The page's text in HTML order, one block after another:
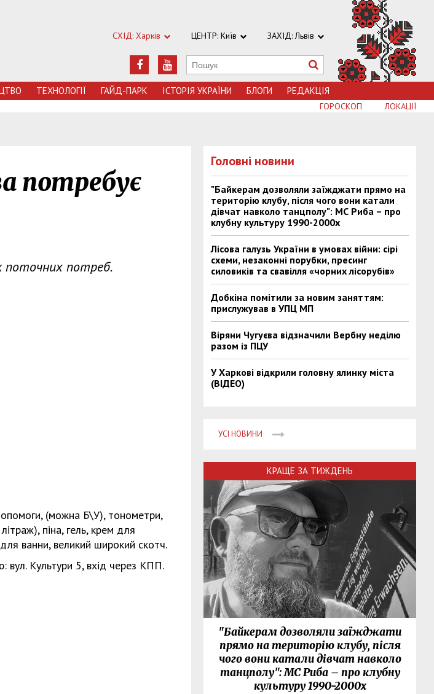
СХІД: Харків ЦЕНТР: Київ ЗАХІД: Львів
ТЕХНОЛОГIЇ ГАЙД-ПАРК ІСТОРІЯ УКРАЇНИ БЛОГИ РЕДАКЦІЯ
ЛОКАЦІЇ
ГОРОСКОП
потребує
поточних потреб.
(можна Б\У), тонометри,
піна, гель, крем для
ванни, великий широкий скотч.
Культури 5, вхід через КПП.
Головні новини
"Байкерам дозволяли заїжджати прямо на
територію клубу, після чого вони катали
дівчат навколо танцполу": МС Риба – про
клубну культуру 1990-2000х
Лісова галузь України в умовах війни: сірі
схеми, незаконні порубки, пресинг
силовиків та свавілля «чорних лісорубів»
Добкіна помітили за новим заняттям:
прислужував в УПЦ МП
Віряни Чугуєва відзначили Вербну неділю
разом із ПЦУ
У Харкові відкрили головну ялинку міста
(ВІДЕО)
УСІ НОВИНИ
КРАЩЕ ЗА ТИЖДЕНЬ
"Байкерам дозволяли заїжджати
прямо на територію клубу, після
чого вони катали дівчат навколо
танцполу": МС Риба – про клубну
культуру 1990-2000х